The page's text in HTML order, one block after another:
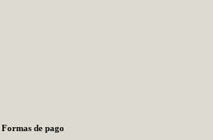
Formas de pago